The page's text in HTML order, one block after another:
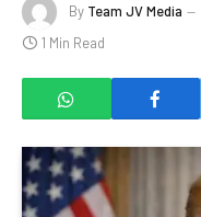
By Team JV Media
1 Min Read